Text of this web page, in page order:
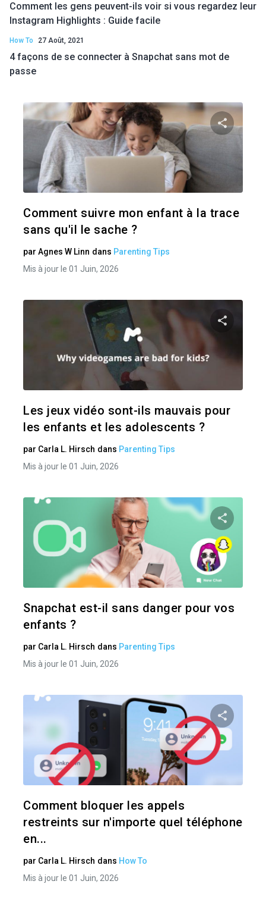
Comment les gens peuvent-ils voir si vous regardez leur
Instagram Highlights : Guide facile
How To 27 Août, 2021
4 façons de se connecter à Snapchat sans mot de
passe
Comment suivre mon enfant à la trace
sans qu'il le sache ?
par Agnes W Linn dans Parenting Tips
Mis à jour le 01 Juin, 2026
Les jeux vidéo sont-ils mauvais pour
les enfants et les adolescents ?
par Carla L. Hirsch dans Parenting Tips
Mis à jour le 01 Juin, 2026
Snapchat est-il sans danger pour vos
enfants ?
par Carla L. Hirsch dans Parenting Tips
Mis à jour le 01 Juin, 2026
Comment bloquer les appels
restreints sur n'importe quel téléphone
en...
par Carla L. Hirsch dans How To
Mis à jour le 01 Juin, 2026